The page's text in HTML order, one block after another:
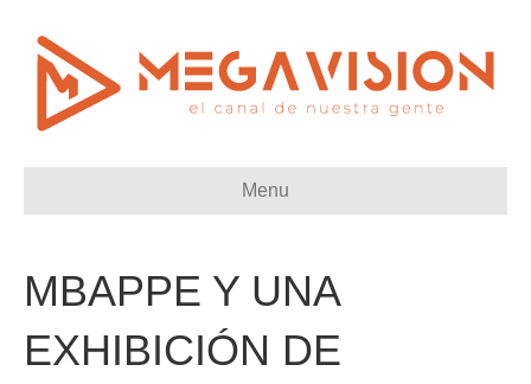
Menu
MBAPPE Y UNA
EXHIBICIÓN DE